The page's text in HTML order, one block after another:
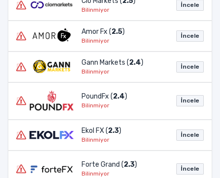
Bilinmiyor
İncele
Amor Fx (2.5)
Bilinmiyor
İncele
Gann Markets (2.4)
Bilinmiyor
İncele
PoundFx (2.4)
Bilinmiyor
İncele
Ekol FX (2.3)
Bilinmiyor
İncele
Forte Grand (2.3)
Bilinmiyor
İncele